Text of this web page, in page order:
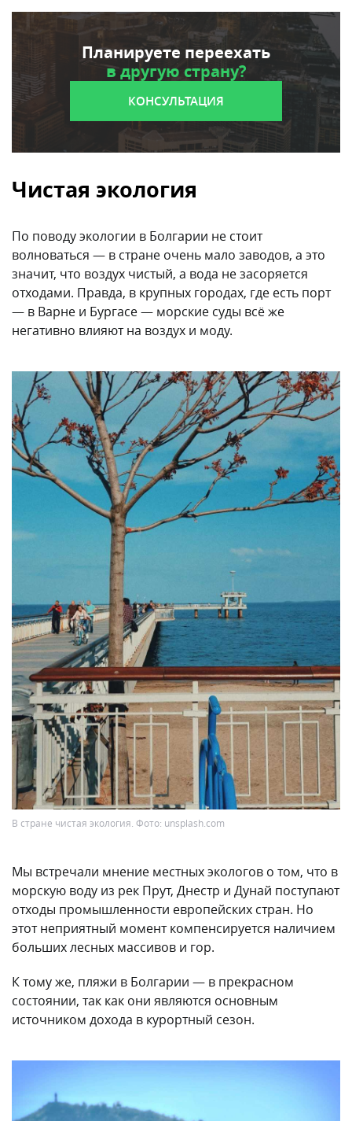
Планируете переехать
в другую страну?
КОНСУЛЬТАЦИЯ
Чистая экология
По поводу экологии в Болгарии не стоит
волноваться — в стране очень мало заводов, а это
значит, что воздух чистый, а вода не засоряется
отходами. Правда, в крупных городах, где есть порт
— в Варне и Бургасе — морские суды всё же
негативно влияют на воздух и моду.
В стране чистая экология. Фото: unsplash.com
Мы встречали мнение местных экологов о том, что в
морскую воду из рек Прут, Днестр и Дунай поступают
отходы промышленности европейских стран. Но
этот неприятный момент компенсируется наличием
больших лесных массивов и гор.
К тому же, пляжи в Болгарии — в прекрасном
состоянии, так как они являются основным
источником дохода в курортный сезон.